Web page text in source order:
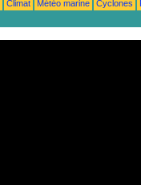
Climat Météo marine Cyclones